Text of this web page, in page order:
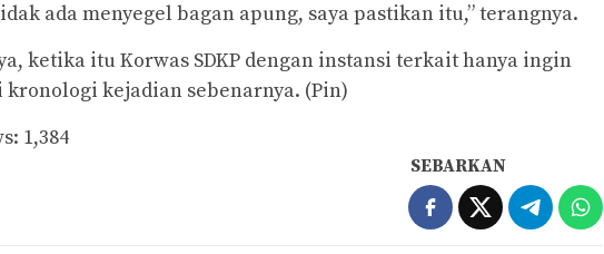
ada menyegel bagan apung, saya pastikan itu,” terangnya.
ketika itu Korwas SDKP dengan instansi terkait hanya ingin
kejadian sebenarnya. (Pin)
1,384
SEBARKAN